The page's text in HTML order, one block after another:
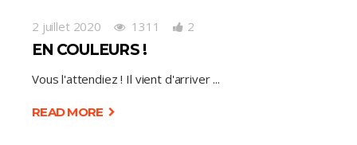
2 juillet 2020 1311 2
EN COULEURS !
Vous l'attendiez ! Il vient d'arriver
READ MORE